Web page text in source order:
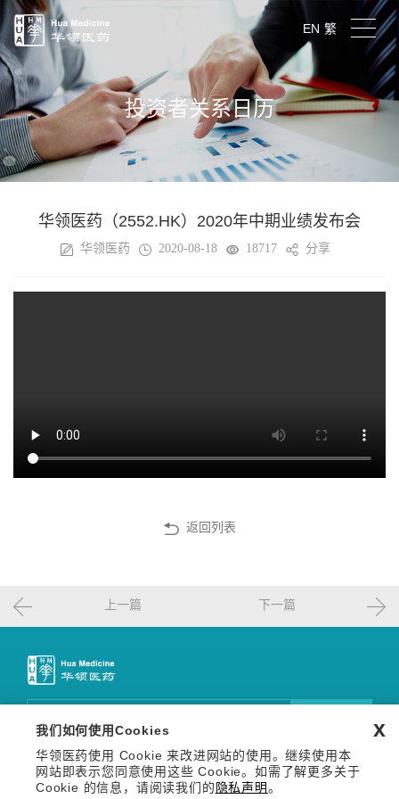
EN 繁
投资者关系日历
华领医药（2552.HK）2020年中期业绩发布会
华领医药 2020-08-18 18717 分享
返回列表
上一篇 下一篇
关注我们
Copyright © 2026 华领医药技术（上海）有限公司 沪网药械
信备字【2026】000123号
我们如何使用Cookies
华领医药使用 Cookie 来改进网站的使用。继续使用本
网站即表示您同意使用这些 Cookie。如需了解更多关于
Cookie 的信息，请阅读我们的 隐私声明。
x